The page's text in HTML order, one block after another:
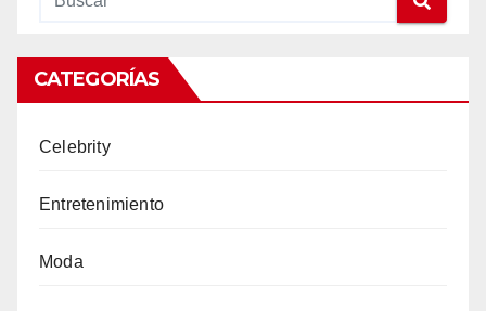
CATEGORÍAS
Celebrity
Entretenimiento
Moda